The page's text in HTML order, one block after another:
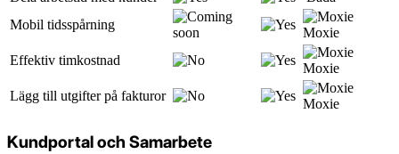
Mobil tidsspårning
Moxie
Effektiv timkostnad
Moxie
Lägg till utgifter på fakturor
Moxie
Kundportal och Samarbete